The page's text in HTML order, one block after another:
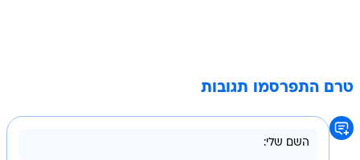
טרם התפרסמו תגובות